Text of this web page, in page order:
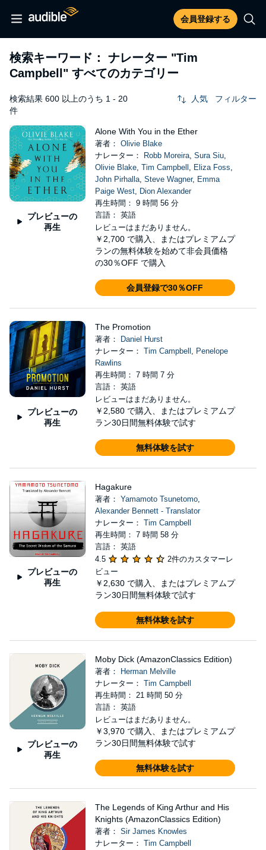
会員登録する
検索キーワード： ナレーター "Tim
Campbell" すべてのカテゴリー
検索結果 600 以上のうち 1 - 20
件
人気 フィルター
プレビューの
再生
Alone With You in the Ether
著者： Olivie Blake
ナレーター：
Robb Moreira, Sura Siu,
Olivie Blake, Tim Campbell , Eliza Foss,
John Pirhalla, Steve Wagner, Emma
Paige West, Dion Alexander
再生時間： 9 時間 56 分
言語： 英語
レビューはまだありません。
￥2,700 で購入、またはプレミアムプ
ランの無料体験を始めて非会員価格
の30％OFF で購入
会員登録で30％OFF
プレビューの
再生
The Promotion
著者：
Daniel Hurst
ナレーター： Tim Campbell , Penelope
Rawlins
再生時間： 7 時間 7 分
言語： 英語
レビューはまだありません。
￥2,580 で購入、またはプレミアムプ
ラン30日間無料体験で試す
無料体験を試す
プレビューの
再生
Hagakure
著者： Yamamoto Tsunetomo,
Alexander Bennett - Translator
ナレーター： Tim Campbell
再生時間： 7 時間 58 分
言語： 英語
4.5
2件のカスタマーレ
ビュー
￥2,630 で購入、またはプレミアムプ
ラン30日間無料体験で試す
無料体験を試す
プレビューの
再生
Moby Dick (AmazonClassics Edition)
著者：
Herman Melville
ナレーター： Tim Campbell
再生時間： 21 時間 50 分
言語： 英語
レビューはまだありません。
￥3,970 で購入、またはプレミアムプ
ラン30日間無料体験で試す
無料体験を試す
The Legends of King Arthur and His
Knights (AmazonClassics Edition)
著者： Sir James Knowles
ナレーター： Tim Campbell